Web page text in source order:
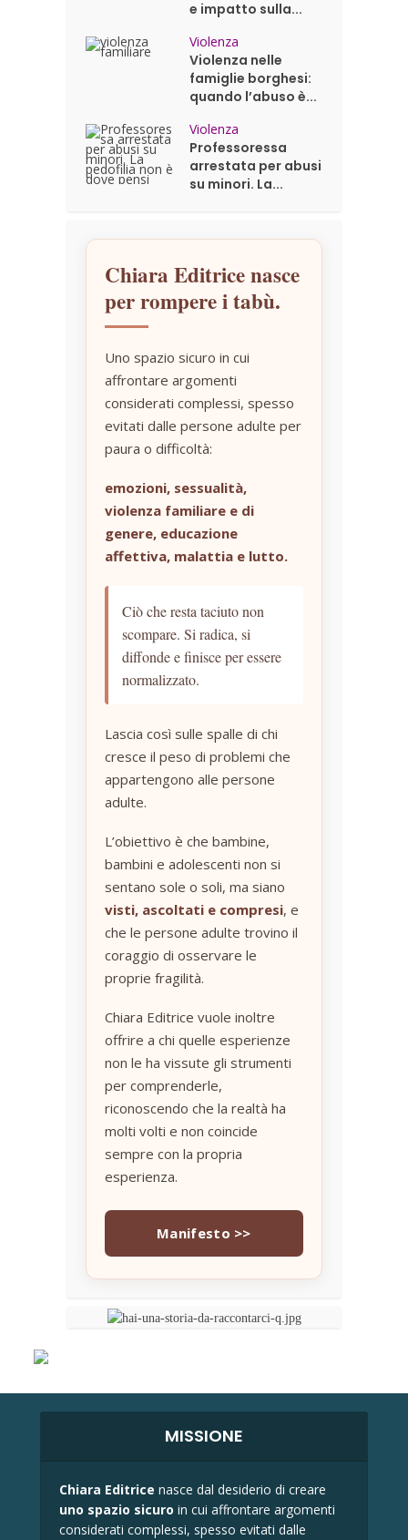
e impatto sulla...
Violenza
Violenza nelle
famiglie borghesi:
quando l’abuso è...
Violenza
Professoressa
arrestata per abusi
su minori. La...
Chiara Editrice nasce
per rompere i tabù.
Uno spazio sicuro in cui
affrontare argomenti
considerati complessi, spesso
evitati dalle persone adulte per
paura o difficoltà:
emozioni, sessualità,
violenza familiare e di
genere, educazione
affettiva, malattia e lutto.
Ciò che resta taciuto non
scompare. Si radica, si
diffonde e finisce per essere
normalizzato.
Lascia così sulle spalle di chi
cresce il peso di problemi che
appartengono alle persone
adulte.
L’obiettivo è che bambine,
bambini e adolescenti non si
sentano sole o soli, ma siano
visti, ascoltati e compresi, e
che le persone adulte trovino il
coraggio di osservare le
proprie fragilità.
Chiara Editrice vuole inoltre
offrire a chi quelle esperienze
non le ha vissute gli strumenti
per comprenderle,
riconoscendo che la realtà ha
molti volti e non coincide
sempre con la propria
esperienza.
Manifesto >>
MISSIONE
Chiara Editrice nasce dal desiderio di creare
uno spazio sicuro in cui affrontare argomenti
considerati complessi, spesso evitati dalle